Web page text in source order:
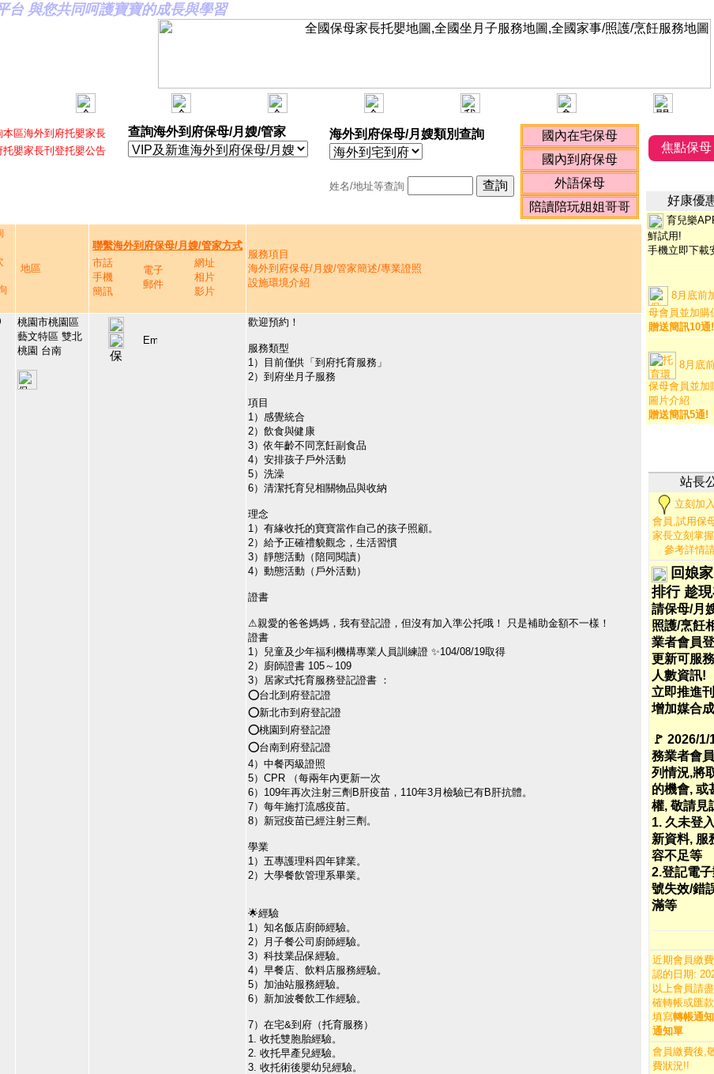
台 與您共同呵護寶寶的成長與學習
本區海外到府托嬰家長
托嬰家長刊登托嬰公告
查詢海外到府保母/月嫂/管家 海外到府保母/月嫂類別查詢
姓名/地址等查詢
地區
聯繫海外到府保母/月嫂/管家方式
市話
手機
簡訊
電子
郵件
網址
相片
影片
服務項目
海外到府保母/月嫂/管家簡述/專業證照
設施環境介紹
桃園市桃園區
藝文特區 雙北
桃園 台南
歡迎預約！
服務類型
1）目前僅供「到府托育服務」
2）到府坐月子服務
項目
1）感覺統合
2）飲食與健康
3）依年齡不同烹飪副食品
4）安排孩子戶外活動
5）洗澡
6）清潔托育兒相關物品與收納
理念
1）有緣收托的寶寶當作自己的孩子照顧。
2）給予正確禮貌觀念，生活習慣
3）靜態活動（陪同閱讀）
4）動態活動（戶外活動）
證書
⚠親愛的爸爸媽媽，我有登記證，但沒有加入準公托哦！ 只是補助金額不一樣！
證書
1）兒童及少年福利機構專業人員訓練證 ✨104/08/19取得
2）廚師證書 105～109
3）居家式托育服務登記證書 ：
⭕台北到府登記證
⭕新北市到府登記證
⭕桃園到府登記證
⭕台南到府登記證
4）中餐丙級證照
5）CPR （每兩年內更新一次
6）109年再次注射三劑B肝疫苗，110年3月檢驗已有B肝抗體。
7）每年施打流感疫苗。
8）新冠疫苗已經注射三劑。
學業
1）五專護理科四年肄業。
2）大學餐飲管理系畢業。
🌟經驗
1）知名飯店廚師經驗。
2）月子餐公司廚師經驗。
3）科技業品保經驗。
4）早餐店、飲料店服務經驗。
5）加油站服務經驗。
6）新加波餐飲工作經驗。
7）在宅&到府（托育服務）
1. 收托雙胞胎經驗。
2. 收托早產兒經驗。
3. 收托術後嬰幼兒經驗。
焦點保母
好康優
育兒樂
鮮試用!
手機立即下載
8月底前
母會員並加購
贈送簡訊10通!
8月底
保母會員並加
圖片介紹
贈送簡訊5通!
站長
立刻加
會員,試用保
家長立刻掌
參考詳情
回娘
排行 趁
請保母/月
照護/烹飪
業者會員
更新可服
人數資訊!
立即推進
增加媒合
🚩 2026/1/
務業者會
列情況,將
的機會, 或
權, 敬請見
1. 久未登
新資料, 服
容不足等
2.登記電
號失效/錯
滿等
近期會員繳
認的日期:
以上會員請
確轉帳或匯
填寫轉帳通
通知單
會員繳費後,
費狀況!!